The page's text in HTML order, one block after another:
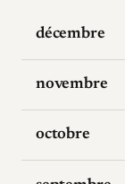
décembre
novembre
octobre